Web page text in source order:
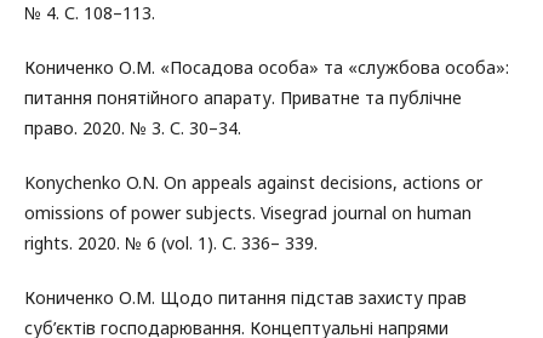
№ 4. С. 108–113.
Кониченко О.М. «Посадова особа» та «службова особа»:
питання понятійного апарату. Приватне та публічне
право. 2020. № 3. С. 30–34.
Konychenko O.N. On appeals against decisions, actions or
omissions of power subjects. Visegrad journal on human
rights. 2020. № 6 (vol. 1). С. 336– 339.
Кониченко О.М. Щодо питання підстав захисту прав
суб’єктів господарювання. Концептуальні напрями